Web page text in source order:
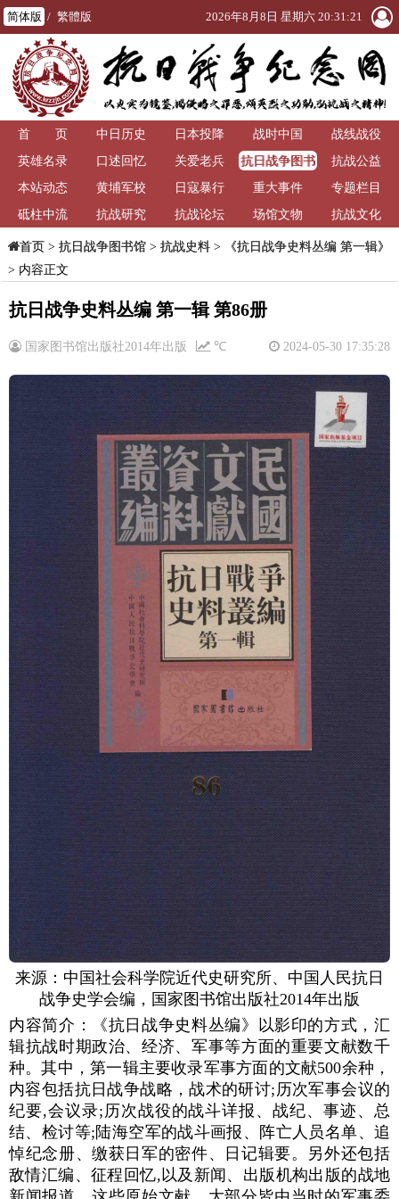
简体版 / 繁體版 2026年8月8日 星期六 20:31:21
首 页 中日历史 日本投降 战时中国
战线战役
英雄名录
口述回忆 关爱老兵
抗日战争图书
馆
抗战公益
本站动态
黄埔军校 日寇暴行 重大事件
专题栏目
砥柱中流
抗战研究 抗战论坛 场馆文物 抗战文化
首页> 抗日战争图书馆> 抗战史料>
《抗日战争史料丛编 第一辑》
> 内容正文
抗日战争史料丛编 第一辑 第86册
国家图书馆出版社2014年出版 2024-05-30 17:35:28
℃
来源：中国社会科学院近代史研究所、中国人民抗日
战争史学会编，国家图书馆出版社2014年出版
内容简介：《抗日战争史料丛编》以影印的方式，汇
辑抗战时期政治、经济、军事等方面的重要文献数千
种。其中，第一辑主要收录军事方面的文献500余种，
内容包括抗日战争战略，战术的研讨;历次军事会议的
纪要,会议录;历次战役的战斗详报、战纪、事迹、总
结、检讨等;陆海空军的战斗画报、阵亡人员名单、追
悼纪念册、缴获日军的密件、日记辑要。另外还包括
敌情汇编、征程回忆,以及新闻、出版机构出版的战地